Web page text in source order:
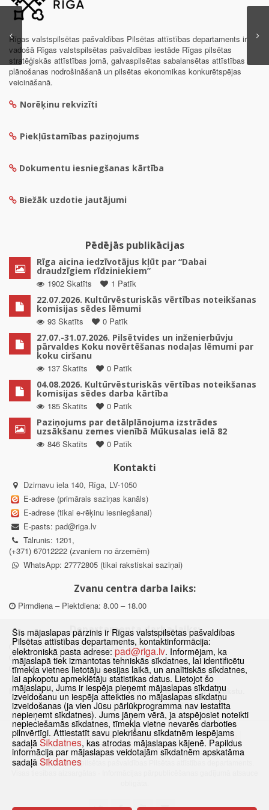
Rīgas valstspilsētas pašvaldības Pilsētas attīstības departaments ir
vadošā Rīgas valstspilsētas pašvaldības iestāde Rīgas pilsētas
stratēģiskās attīstības jomā, galvaspilsētas sabalansētas attīstības
plānošanas nodrošināšanā un pilsētas ekonomikas konkurētspējas
veicināšanā.
Norēķinu rekvizīti
Piekļūstamības paziņojums
Dokumentu iesniegšanas kārtība
Biežāk uzdotie jautājumi
Pēdējās publikācijas
Rīga aicina iedzīvotājus kļūt par “Dabai
draudzīgiem rīdziniekiem”
1902 Skatīts
1 Patīk
22.07.2026. Kultūrvēsturiskās vērtības noteikšanas
komisijas sēdes lēmumi
93 Skatīts
0 Patīk
27.07.-31.07.2026. Pilsētvides un inženierbūvju
pārvaldes Koku novērtēšanas nodaļas lēmumi par
koku ciršanu
137 Skatīts
0 Patīk
04.08.2026. Kultūrvēsturiskās vērtības noteikšanas
komisijas sēdes darba kārtība
185 Skatīts
0 Patīk
Paziņojums par detālplānojuma izstrādes
uzsākšanu zemes vienībā Mūkusalas ielā 82
846 Skatīts
0 Patīk
Kontakti
Dzirnavu iela 140, Rīga, LV-1050
E-adrese (primārais saziņas kanāls)
E-adrese (tikai e-rēķinu iesniegšanai)
E-pasts: pad@riga.lv
Tālrunis: 1201,
(+371) 67012222 (zvaniem no ārzemēm)
WhatsApp: 27772805 (tikai rakstiskai saziņai)
Zvanu centra darba laiks:
Pirmdiena – Piektdiena: 8.00 – 18.00
Departamenta darba laiks:
Pirmdiena, Ceturtdiena: 8.30 – 18.00
Otrdiena, Trešdiena: 8.30 – 17.00
Piektdiena: 8.30 – 15.00
Klātienes konsultācijas pieejamas tikai ar iepriekšēju pierakstu.
Sākums Jaunumi Biežāk uzdotie jautājumi
Lapas karte
Sīkdatnes
Kontakti
© 2021 Rīgas valstspilsētas pašvaldības Pilsētas attīstības departaments.
Šīs mājaslapas pārzinis ir Rīgas valstspilsētas pašvaldības
Pilsētas attīstības departaments, kontaktinformācija:
elektroniskā pasta adrese: pad@riga.lv. Informējam, ka
mājaslapā tiek izmantotas tehniskās sīkdatnes, lai identificētu
tīmekļa vietnes lietotāju sesijas laikā, un analītiskās sīkdatnes,
lai apkopotu apmeklētāju statistikas datus. Lietojot šo
mājaslapu, Jums ir iespēja pieņemt mājaslapas sīkdatņu
izveidošanu un iespēja atteikties no mājaslapas sīkdatņu
izveidošanas (ja vien Jūsu pārlūkprogramma nav iestatīta
nepieņemt sīkdatnes). Jums jāņem vērā, ja atspējosiet noteikti
nepieciešamās sīkdatnes, tīmekļa vietne nevarēs darboties
pilnvērtīgi. Attiestatīt savu piekrišanu sīkdatnēm iespējams
sadaļā Sīkdatnes, kas atrodas mājaslapas kājenē. Papildus
informācija par mājaslapas veidotajām sīkdatnēm apskatāma
sadaļā Sīkdatnes